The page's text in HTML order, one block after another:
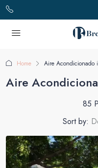
Home Aire Acondicionado
Aire
85
Sort by: